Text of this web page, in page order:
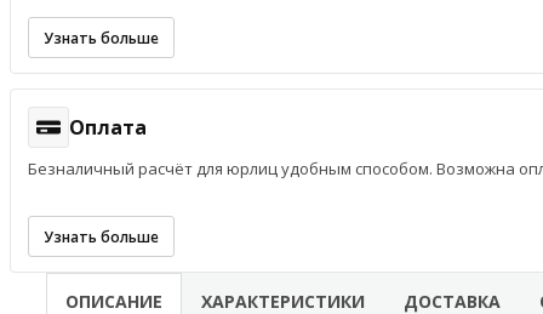
Узнать больше
Оплата
Безналичный расчёт для юрлиц удобным способом. Возможна
Узнать больше
ОПИСАНИЕ ХАРАКТЕРИСТИКИ ДОСТАВКА